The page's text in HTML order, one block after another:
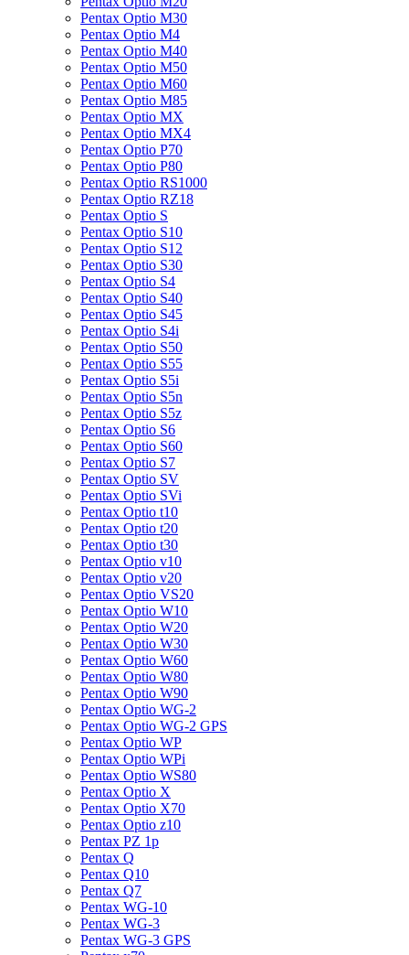
Pentax Optio M30
Pentax Optio M4
Pentax Optio M40
Pentax Optio M50
Pentax Optio M60
Pentax Optio M85
Pentax Optio MX
Pentax Optio MX4
Pentax Optio P70
Pentax Optio P80
Pentax Optio RS1000
Pentax Optio RZ18
Pentax Optio S
Pentax Optio S10
Pentax Optio S12
Pentax Optio S30
Pentax Optio S4
Pentax Optio S40
Pentax Optio S45
Pentax Optio S4i
Pentax Optio S50
Pentax Optio S55
Pentax Optio S5i
Pentax Optio S5n
Pentax Optio S5z
Pentax Optio S6
Pentax Optio S60
Pentax Optio S7
Pentax Optio SV
Pentax Optio SVi
Pentax Optio t10
Pentax Optio t20
Pentax Optio t30
Pentax Optio v10
Pentax Optio v20
Pentax Optio VS20
Pentax Optio W10
Pentax Optio W20
Pentax Optio W30
Pentax Optio W60
Pentax Optio W80
Pentax Optio W90
Pentax Optio WG-2
Pentax Optio WG-2 GPS
Pentax Optio WP
Pentax Optio WPi
Pentax Optio WS80
Pentax Optio X
Pentax Optio X70
Pentax Optio z10
Pentax PZ 1p
Pentax Q
Pentax Q10
Pentax Q7
Pentax WG-10
Pentax WG-3
Pentax WG-3 GPS